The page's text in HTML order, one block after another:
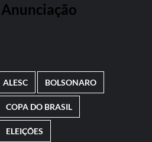
ALESC BOLSONARO
COPA DO BRASIL
ELEIÇÕES